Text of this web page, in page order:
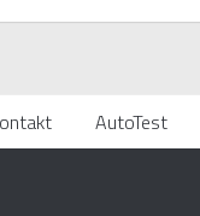
AutoTest